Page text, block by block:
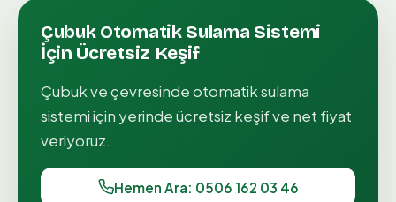
Çubuk Otomatik Sulama Sistemi
İçin Ücretsiz Keşif
Çubukve çevresindeotomatik sulama
sistemiiçin yerinde ücretsiz keşif ve net fiyat
veriyoruz.
Hemen Ara: 0506 162 03 46